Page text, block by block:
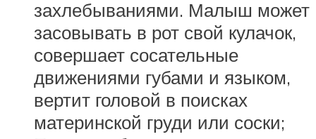
захлебываниями. Малыш может
засовывать в рот свой кулачок,
совершает сосательные
движениями губами и языком,
вертит головой в поисках
материнской груди или соски;